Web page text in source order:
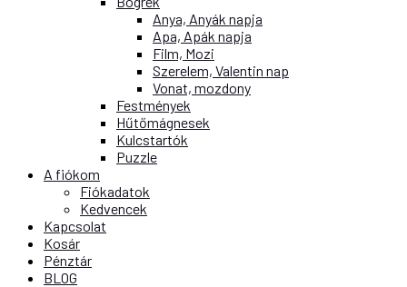
Anya, Anyák napja
Apa, Apák napja
Film, Mozi
Szerelem, Valentin nap
Vonat, mozdony
Festmények
Hűtőmágnesek
Kulcstartók
Puzzle
A fiókom
Fiókadatok
Kedvencek
Kapcsolat
Kosár
Pénztár
BLOG